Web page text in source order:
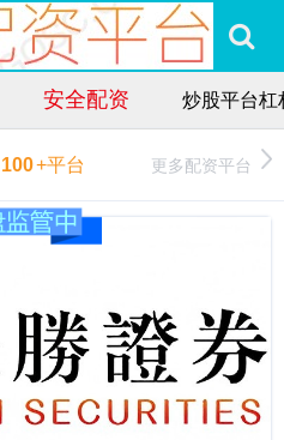
安全配资 炒股平台杠
100+平台 更多配资平台